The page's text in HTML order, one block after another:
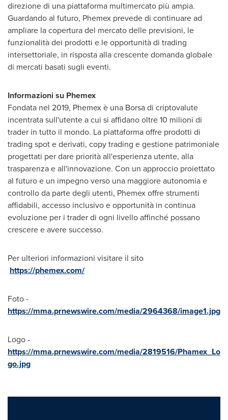
direzione di una piattaforma multimercato più ampia.
Guardando al futuro, Phemex prevede di continuare ad
ampliare la copertura del mercato delle previsioni, le
funzionalità dei prodotti e le opportunità di trading
intersettoriale, in risposta alla crescente domanda globale
di mercati basati sugli eventi.
Informazioni su Phemex
Fondata nel 2019, Phemex è una Borsa di criptovalute
incentrata sull'utente a cui si affidano oltre 10 milioni di
trader in tutto il mondo. La piattaforma offre prodotti di
trading spot e derivati, copy trading e gestione patrimoniale
progettati per dare priorità all'esperienza utente, alla
trasparenza e all'innovazione. Con un approccio proiettato
al futuro e un impegno verso una maggiore autonomia e
controllo da parte degli utenti, Phemex offre strumenti
affidabili, accesso inclusivo e opportunità in continua
evoluzione per i trader di ogni livello affinché possano
crescere e avere successo.
Per ulteriori informazioni visitare il sito
https://phemex.com/
Foto -
https://mma.prnewswire.com/media/2964368/image1.jpg
Logo -
https://mma.prnewswire.com/media/2819516/Phamex_Lo
go.jpg